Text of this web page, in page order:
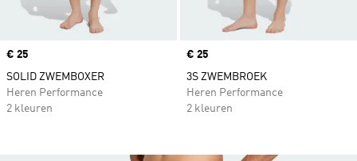
Price
€ 25
SOLID ZWEMBOXER
Heren Performance
2 kleuren
Price
€ 25
3S ZWEMBROEK
Heren Performance
2 kleuren